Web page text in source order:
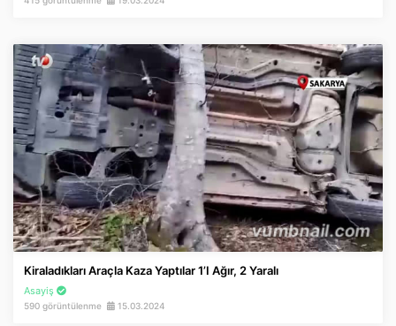
Kiraladıkları Araçla Kaza Yaptılar 1’i Ağır, 2 Yaralı
Asayiş
590 görüntülenme 15.03.2024